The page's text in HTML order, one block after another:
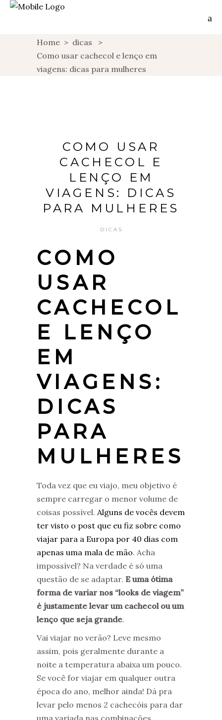
Home > dicas
>
Como usar cachecol e lenço em
viagens: dicas para mulheres
COMO USAR
CACHECOL E
LENÇO EM
VIAGENS: DICAS
PARA MULHERES
DICAS
COMO
USAR
CACHECOL
E LENÇO
EM
VIAGENS:
DICAS
PARA
MULHERES
Toda vez que eu viajo, meu objetivo é
sempre carregar o menor volume de
coisas possível. Alguns de vocês devem
ter visto o post que eu fiz sobre como
viajar para a Europa por 40 dias com
apenas uma mala de mão. Acha
impossível? Na verdade é só uma
questão de se adaptar. E uma ótima
forma de variar nos “looks de viagem”
é justamente levar um cachecol ou um
lenço que seja grande.
Vai viajar no verão? Leve mesmo
assim, pois geralmente durante a
noite a temperatura abaixa um pouco.
Se você for viajar em qualquer outra
época do ano, melhor ainda! Dá pra
levar pelo menos 2 cachecóis para dar
uma variada nas combinações.